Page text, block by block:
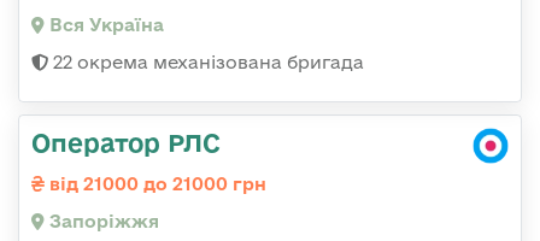
Вся Україна
22 окрема механізована бригада
Оператор РЛС
від 21000 до 21000 грн
Запоріжжя